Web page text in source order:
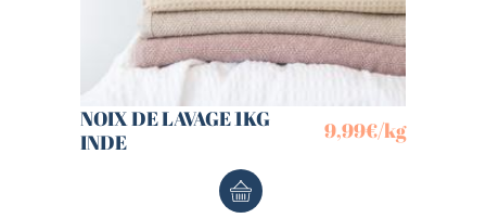
NOIX DE LAVAGE 1KG
INDE
9,99€/kg